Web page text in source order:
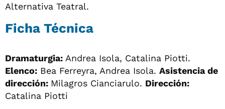
Alternativa Teatral.
Ficha Técnica
Dramaturgia: Andrea Isola, Catalina Piotti.
Elenco: Bea Ferreyra, Andrea Isola. Asistencia de
dirección: Milagros Cianciarulo. Dirección:
Catalina Piotti